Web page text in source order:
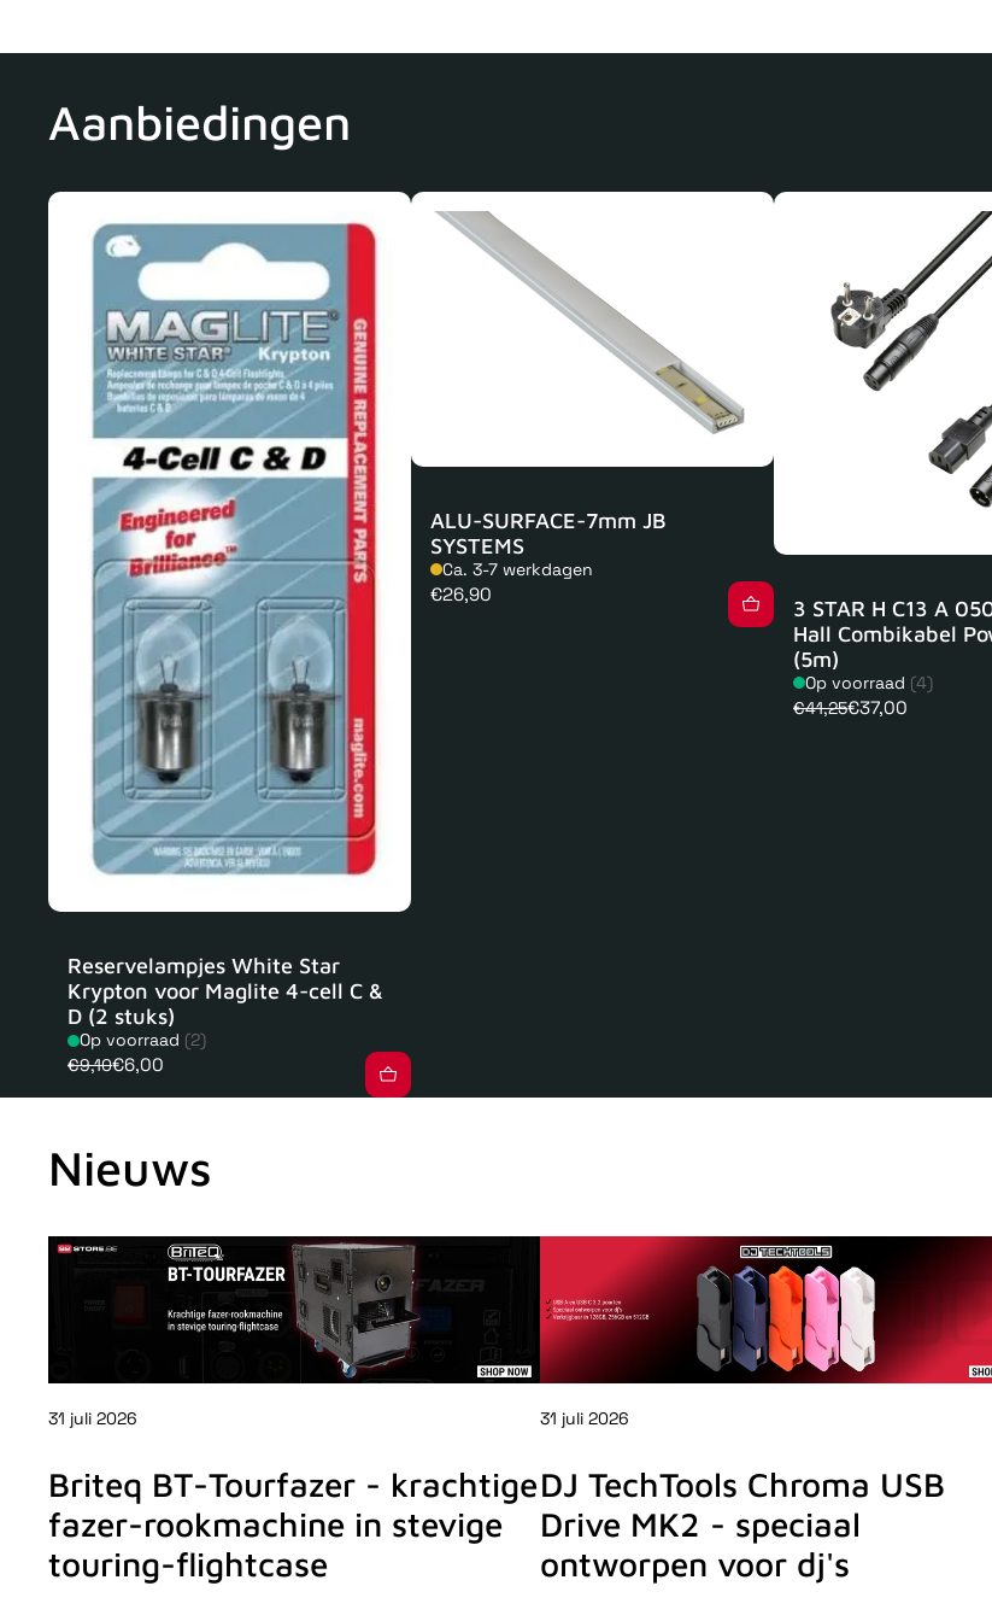
Aanbiedingen
Reservelampjes White Star
Krypton voor Maglite 4-cell C &
D (2 stuks)
Op voorraad (2)
€9,10€6,00
ALU-SURFACE-7mm JB
SYSTEMS
Ca. 3-7 werkdagen
Normale
€26,90
3 STAR H C13 A
Hall Combikabel
(5m)
Op voorraad (4)
€41,25€37,00
Nieuws
31 juli 2026
Briteq BT-Tourfazer - krachtige
fazer-rookmachine in stevige
touring-flightcase
31 juli 2026
DJ TechTools Chroma USB
Drive MK2 - speciaal
ontworpen voor dj's